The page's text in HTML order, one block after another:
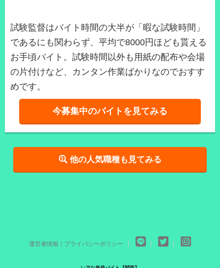
試験監督はバイト時間の大半が「暇な試験時間」
であるにも関わらず、平均で8000円ほども貰える
お手頃バイト。試験時間以外も用紙の配布や会場
の片付けなど、カンタン作業ばかりなのでおすす
めです。
今募集中のバイトを見てみる
他の人気職種も見てみる
運営者情報｜プライバシーポリシー